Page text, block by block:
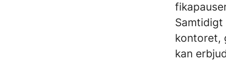
kontoret,
kan